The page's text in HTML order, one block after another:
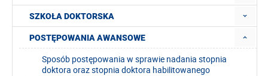
SZKOŁA DOKTORSKA
POSTĘPOWANIA AWANSOWE
Sposób postępowania w sprawie nadania stopnia
doktora oraz stopnia doktora habilitowanego